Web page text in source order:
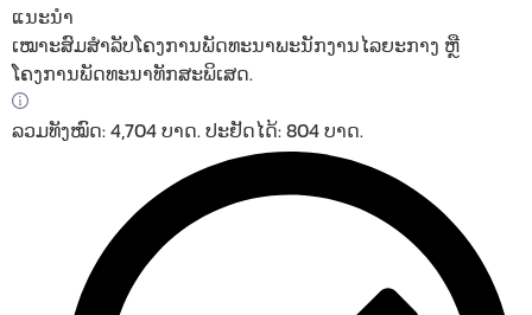
ແນະນຳ
ເໝາະສົມສຳລັບໂຄງການພັດທະນາພະນັກງານໄລຍະກາງ ຫຼື
ໂຄງການພັດທະນາທັກສະພິເສດ.
ລວມທັງໝົດ: 4,704 ບາດ. ປະຢັດໄດ້: 804 ບາດ.